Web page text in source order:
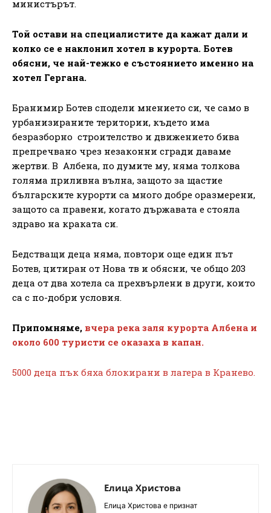
министърът.
Той остави на специалистите да кажат дали и
колко се е наклонил хотел в курорта. Ботев
обясни, че най-тежко е състоянието именно на
хотел Гергана.
Бранимир Ботев сподели мнението си, че само в
урбанизираните територии, където има
безразборно строителство и движението бива
препречвано чрез незаконни сгради даваме
жертви. В Албена, по думите му, няма толкова
голяма приливна вълна, защото за щастие
българските курорти са много добре оразмерени,
защото са правени, когато държавата е стояла
здраво на краката си.
Бедстващи деца няма, повтори още един път
Ботев, цитиран от Нова тв и обясни, че общо 203
деца от два хотела са прехвърлени в други, които
са с по-добри условия.
Припомняме, вчера река заля курорта Албена и
около 600 туристи се оказаха в капан.
5000 деца пък бяха блокирани в лагера в Кранево.
Елица Христова
Елица Христова е признат